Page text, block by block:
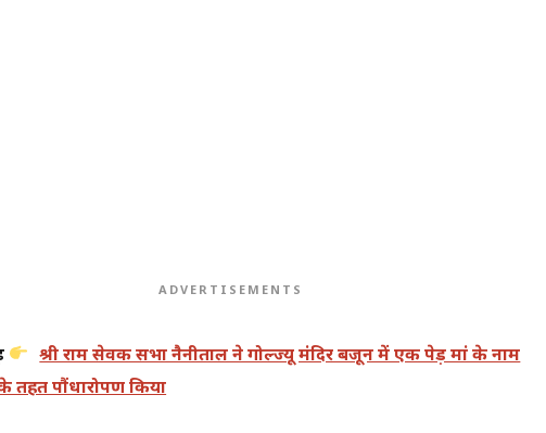
ADVERTISEMENTS
श्री राम सेवक सभा नैनीताल ने गोल्ज्यू मंदिर बजून में एक पेड़ मां के नाम
तहत पौंधारोपण किया